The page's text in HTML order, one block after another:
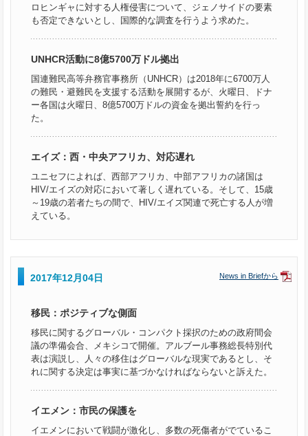
ロヒンギャに対する人権侵害について、ジェノサイドの要素
も否定できないとし、国際的な調査を行うよう求めた。
UNHCR活動に8億5700万ドル拠出
国連難民高等弁務官事務所（UNHCR）は2018年に6700万人
の難民・避難民を支援する活動を展開するが、火曜日、ドナ
ー各国は火曜日、8億5700万ドルの資金を拠出誓約を行っ
た。
エイズ：西・中央アフリカ、対応遅れ
ユニセフによれば、西部アフリカ、中部アフリカの諸国は
HIV/エイズの対応において著しく遅れている。そして、15歳
～19歳の若者たちの間で、HIV/エイズ関連で死亡する人が増
えている。
2017年12月04日 News in Briefから
移民：ポジティブな側面
移民に関するグローバル・コンパクト採択のための政府間会
議の準備会合、メキシコで開催。アルブール事務総長特別代
表は演説し、人々の移住はグローバルな現実であるとし、そ
れに関する決定は事実に基づかなければならないと訴えた。
イエメン：市民の保護を
イエメンにおいて戦闘が激化し、多数の死傷者がでているこ